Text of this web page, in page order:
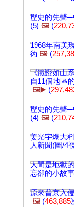
歷史的先聲─
(5) 🖼️ (
1968年南美
術 🖼️ (
《鐵證如山
自11個地區
🖼️▶️ (
歷史的先聲─
(4) 🖼️ (
姜光宇爆大
人新聞(圖/4
人間是地獄
忘卻的小故事
原來普京入
🖼️ (463,885